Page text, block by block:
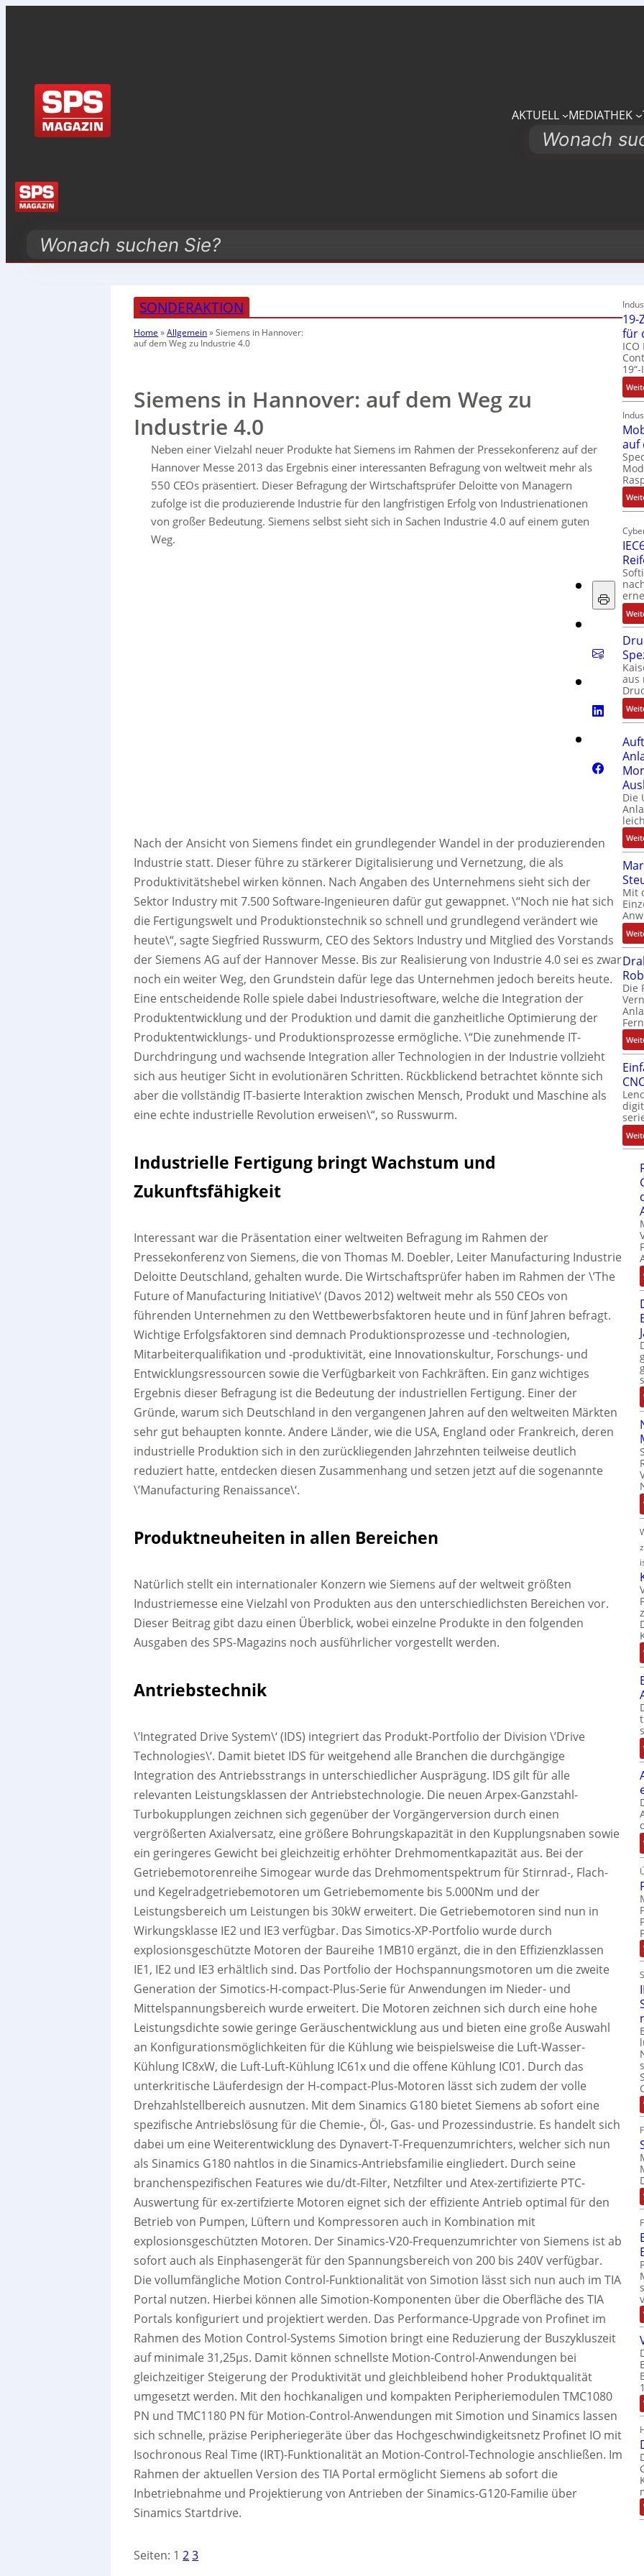
AKTUELL MEDIATHEK
Search
Search
SONDERAKTION
Home »Allgemein»Siemens in Hannover:
auf dem Weg zu Industrie 4.0
Siemens in Hannover: auf dem Weg zu
Industrie 4.0
Neben einer Vielzahl neuer Produkte hat Siemens im Rahmen der Pressekonferenz auf der
Hannover Messe 2013 das Ergebnis einer interessanten Befragung von weltweit mehr als
550 CEOs präsentiert. Dieser Befragung der Wirtschaftsprüfer Deloitte von Managern
zufolge ist die produzierende Industrie für den langfristigen Erfolg von Industrienationen
von großer Bedeutung. Siemens selbst sieht sich in Sachen Industrie 4.0 auf einem guten
Weg.
Nach der Ansicht von Siemens findet ein grundlegender Wandel in der produzierenden
Industrie statt. Dieser führe zu stärkerer Digitalisierung und Vernetzung, die als
Produktivitätshebel wirken können. Nach Angaben des Unternehmens sieht sich der
Sektor Industry mit 7.500 Software-Ingenieuren dafür gut gewappnet. \“Noch nie hat sich
die Fertigungswelt und Produktionstechnik so schnell und grundlegend verändert wie
heute\“, sagte Siegfried Russwurm, CEO des Sektors Industry und Mitglied des Vorstands
der Siemens AG auf der Hannover Messe. Bis zur Realisierung von Industrie 4.0 sei es zwar
noch ein weiter Weg, den Grundstein dafür lege das Unternehmen jedoch bereits heute.
Eine entscheidende Rolle spiele dabei Industriesoftware, welche die Integration der
Produktentwicklung und der Produktion und damit die ganzheitliche Optimierung der
Produktentwicklungs- und Produktionsprozesse ermögliche. \“Die zunehmende IT-
Durchdringung und wachsende Integration aller Technologien in der Industrie vollzieht
sich aus heutiger Sicht in evolutionären Schritten. Rückblickend betrachtet könnte sich
aber die vollständig IT-basierte Interaktion zwischen Mensch, Produkt und Maschine als
eine echte industrielle Revolution erweisen\“, so Russwurm.
Industrielle Fertigung bringt Wachstum und
Zukunftsfähigkeit
Interessant war die Präsentation einer weltweiten Befragung im Rahmen der
Pressekonferenz von Siemens, die von Thomas M. Doebler, Leiter Manufacturing Industrie
Deloitte Deutschland, gehalten wurde. Die Wirtschaftsprüfer haben im Rahmen der \’The
Future of Manufacturing Initiative\‘ (Davos 2012) weltweit mehr als 550 CEOs von
führenden Unternehmen zu den Wettbewerbsfaktoren heute und in fünf Jahren befragt.
Wichtige Erfolgsfaktoren sind demnach Produktionsprozesse und -technologien,
Mitarbeiterqualifikation und -produktivität, eine Innovationskultur, Forschungs- und
Entwicklungsressourcen sowie die Verfügbarkeit von Fachkräften. Ein ganz wichtiges
Ergebnis dieser Befragung ist die Bedeutung der industriellen Fertigung. Einer der
Gründe, warum sich Deutschland in den vergangenen Jahren auf den weltweiten Märkten
sehr gut behaupten konnte. Andere Länder, wie die USA, England oder Frankreich, deren
industrielle Produktion sich in den zurückliegenden Jahrzehnten teilweise deutlich
reduziert hatte, entdecken diesen Zusammenhang und setzen jetzt auf die sogenannte
\’Manufacturing Renaissance\‘.
Produktneuheiten in allen Bereichen
Natürlich stellt ein internationaler Konzern wie Siemens auf der weltweit größten
Industriemesse eine Vielzahl von Produkten aus den unterschiedlichsten Bereichen vor.
Dieser Beitrag gibt dazu einen Überblick, wobei einzelne Produkte in den folgenden
Ausgaben des SPS-Magazins noch ausführlicher vorgestellt werden.
Antriebstechnik
\’Integrated Drive System\‘ (IDS) integriert das Produkt-Portfolio der Division \’Drive
Technologies\‘. Damit bietet IDS für weitgehend alle Branchen die durchgängige
Integration des Antriebsstrangs in unterschiedlicher Ausprägung. IDS gilt für alle
relevanten Leistungsklassen der Antriebstechnologie. Die neuen Arpex-Ganzstahl-
Turbokupplungen zeichnen sich gegenüber der Vorgängerversion durch einen
vergrößerten Axialversatz, eine größere Bohrungskapazität in den Kupplungsnaben sowie
ein geringeres Gewicht bei gleichzeitig erhöhter Drehmomentkapazität aus. Bei der
Getriebemotorenreihe Simogear wurde das Drehmomentspektrum für Stirnrad-, Flach-
und Kegelradgetriebemotoren um Getriebemomente bis 5.000Nm und der
Leistungsbereich um Leistungen bis 30kW erweitert. Die Getriebemotoren sind nun in
Wirkungsklasse IE2 und IE3 verfügbar. Das Simotics-XP-Portfolio wurde durch
explosionsgeschützte Motoren der Baureihe 1MB10 ergänzt, die in den Effizienzklassen
IE1, IE2 und IE3 erhältlich sind. Das Portfolio der Hochspannungsmotoren um die zweite
Generation der Simotics-H-compact-Plus-Serie für Anwendungen im Nieder- und
Mittelspannungsbereich wurde erweitert. Die Motoren zeichnen sich durch eine hohe
Leistungsdichte sowie geringe Geräuschentwicklung aus und bieten eine große Auswahl
an Konfigurationsmöglichkeiten für die Kühlung wie beispielsweise die Luft-Wasser-
Kühlung IC8xW, die Luft-Luft-Kühlung IC61x und die offene Kühlung IC01. Durch das
unterkritische Läuferdesign der H-compact-Plus-Motoren lässt sich zudem der volle
Drehzahlstellbereich ausnutzen. Mit dem Sinamics G180 bietet Siemens ab sofort eine
spezifische Antriebslösung für die Chemie-, Öl-, Gas- und Prozessindustrie. Es handelt sich
dabei um eine Weiterentwicklung des Dynavert-T-Frequenzumrichters, welcher sich nun
als Sinamics G180 nahtlos in die Sinamics-Antriebsfamilie eingliedert. Durch seine
branchenspezifischen Features wie du/dt-Filter, Netzfilter und Atex-zertifizierte PTC-
Auswertung für ex-zertifzierte Motoren eignet sich der effiziente Antrieb optimal für den
Betrieb von Pumpen, Lüftern und Kompressoren auch in Kombination mit
explosionsgeschützten Motoren. Der Sinamics-V20-Frequenzumrichter von Siemens ist ab
sofort auch als Einphasengerät für den Spannungsbereich von 200 bis 240V verfügbar.
Die vollumfängliche Motion Control-Funktionalität von Simotion lässt sich nun auch im TIA
Portal nutzen. Hierbei können alle Simotion-Komponenten über die Oberfläche des TIA
Portals konfiguriert und projektiert werden. Das Performance-Upgrade von Profinet im
Rahmen des Motion Control-Systems Simotion bringt eine Reduzierung der Buszykluszeit
auf minimale 31,25µs. Damit können schnellste Motion-Control-Anwendungen bei
gleichzeitiger Steigerung der Produktivität und gleichbleibend hoher Produktqualität
umgesetzt werden. Mit den hochkanaligen und kompakten Peripheriemodulen TMC1080
PN und TMC1180 PN für Motion-Control-Anwendungen mit Simotion und Sinamics lassen
sich schnelle, präzise Peripheriegeräte über das Hochgeschwindigkeitsnetz Profinet IO mit
Isochronous Real Time (IRT)-Funktionalität an Motion-Control-Technologie anschließen. Im
Rahmen der aktuellen Version des TIA Portal ermöglicht Siemens ab sofort die
Inbetriebnahme und Projektierung von Antrieben der Sinamics-G120-Familie über
Sinamics Startdrive.
Seiten: 1 23
19-
für
auf
aus
Die
Mit
Die